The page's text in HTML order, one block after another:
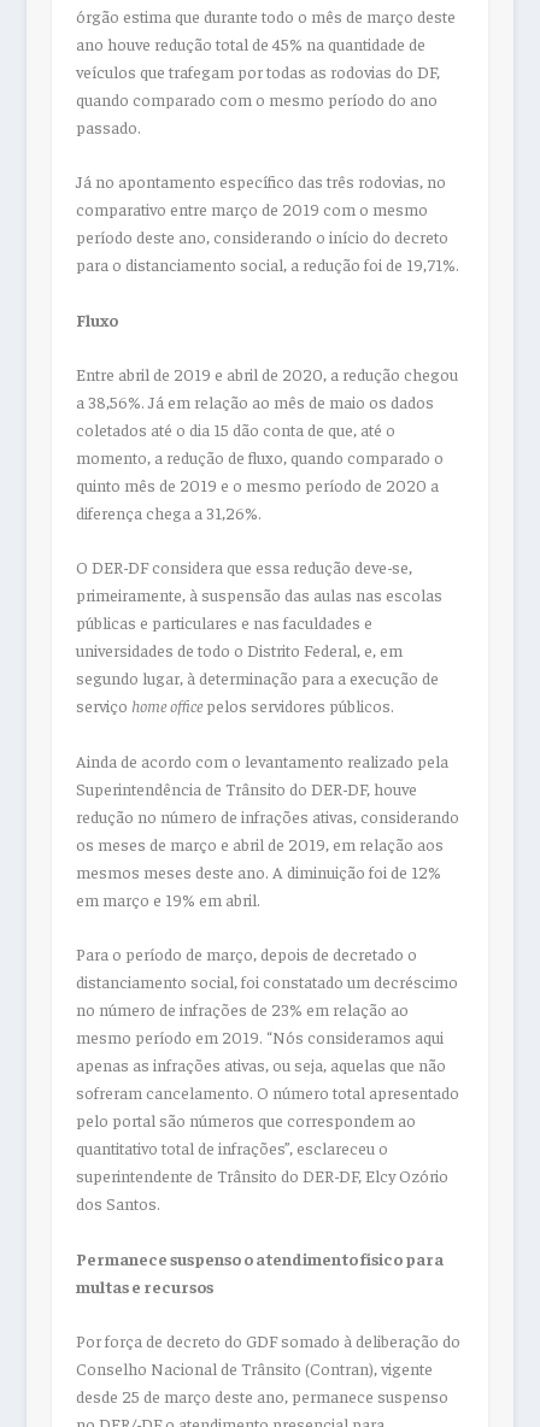
órgão estima que durante todo o mês de março deste
ano houve redução total de 45% na quantidade de
veículos que trafegam por todas as rodovias do DF,
quando comparado com o mesmo período do ano
passado.
Já no apontamento específico das três rodovias, no
comparativo entre março de 2019 com o mesmo
período deste ano, considerando o início do decreto
para o distanciamento social, a redução foi de 19,71%.
Fluxo
Entre abril de 2019 e abril de 2020, a redução chegou
a 38,56%. Já em relação ao mês de maio os dados
coletados até o dia 15 dão conta de que, até o
momento, a redução de fluxo, quando comparado o
quinto mês de 2019 e o mesmo período de 2020 a
diferença chega a 31,26%.
O DER-DF considera que essa redução deve-se,
primeiramente, à suspensão das aulas nas escolas
públicas e particulares e nas faculdades e
universidades de todo o Distrito Federal, e, em
segundo lugar, à determinação para a execução de
serviço home officepelos servidores públicos.
Ainda de acordo com o levantamento realizado pela
Superintendência de Trânsito do DER-DF, houve
redução no número de infrações ativas, considerando
os meses de março e abril de 2019, em relação aos
mesmos meses deste ano. A diminuição foi de 12%
em março e 19% em abril.
Para o período de março, depois de decretado o
distanciamento social, foi constatado um decréscimo
no número de infrações de 23% em relação ao
mesmo período em 2019. “Nós consideramos aqui
apenas as infrações ativas, ou seja, aquelas que não
sofreram cancelamento. O número total apresentado
pelo portal são números que correspondem ao
quantitativo total de infrações”, esclareceu o
superintendente de Trânsito do DER-DF, Elcy Ozório
dos Santos.
Permanece suspenso o atendimento físico para
multas e recursos
Por força de decreto do GDF somado à deliberação do
Conselho Nacional de Trânsito (Contran), vigente
desde 25 de março deste ano, permanece suspenso